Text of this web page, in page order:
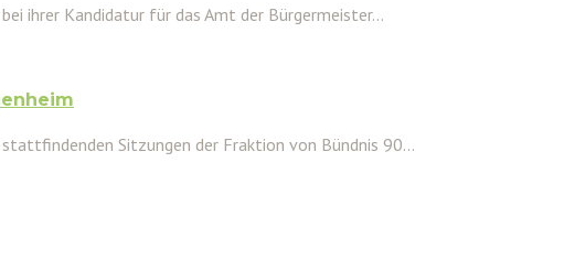
ihrer Kandidatur für das Amt der Bürgermeister...
Sitzungen der Fraktion von Bündnis 90...